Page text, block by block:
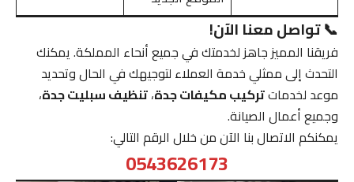
📞 تواصل معنا الآن!
فريقنا المميز جاهز لخدمتك في جميع أنحاء المملكة. يمكنك
التحدث إلى ممثلي خدمة العملاء لتوجيهك في الحال وتحديد
موعد لخدماتتركيب مكيفات جدة،تنظيف سبليت جدة،
وجميع أعمال الصيانة.
يمكنكم الاتصال بنا الآن من خلال الرقم التالي:
0543626173